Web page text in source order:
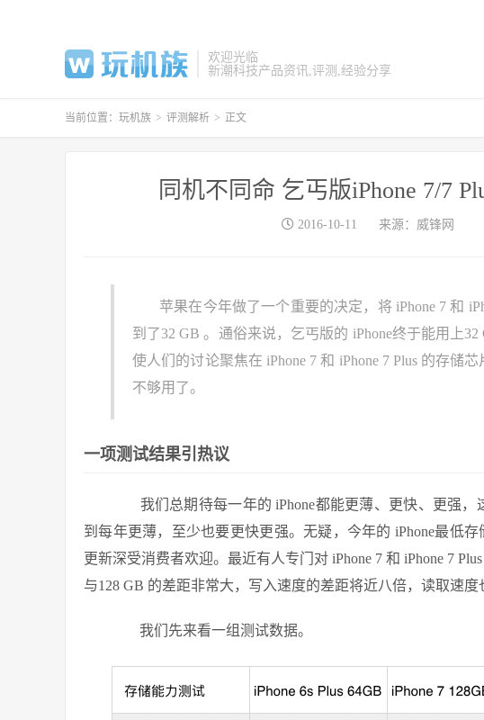
欢迎光临
新潮科技产品资讯,评测,经验分享
当前位置： 玩机族 > 评测解析 > 正文
同机不同命 乞丐版iPhone 7/7
2016-10-11 来源：威锋网
苹果在今年做了一个重要的决定，将 iPhone 7 和
到了32 GB 。通俗来说，乞丐版的 iPhone终于能用上
使人们的讨论聚焦在 iPhone 7 和 iPhone 7 Plus 的存储
不够用了。
一项测试结果引热议
我们总期待每一年的 iPhone都能更薄、更快、更强，
到每年更薄，至少也要更快更强。无疑，今年的 iPhone最低
更新深受消费者欢迎。最近有人专门对 iPhone 7 和 iPhone 7
与128 GB 的差距非常大，写入速度的差距将近八倍，读取速度
我们先来看一组测试数据。